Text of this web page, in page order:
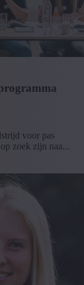
voor pas
zoek zijn naa...